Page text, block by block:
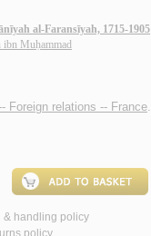
al-Faransīyah, 1715-1905
Muḥammad
Foreign relations -- France.
& handling policy
policy